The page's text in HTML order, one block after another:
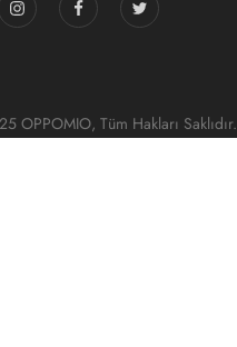
OPPOMIO, Tüm Hakları Saklıdır.